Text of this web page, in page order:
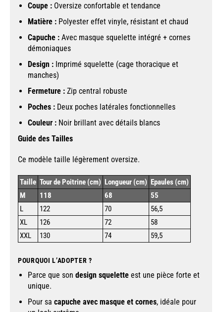
Coupe : Oversize confortable et tendance
Matière : Polyester effet vinyle, résistant et chaud
Capuche : Avec masque squelette intégré + cornes
démoniaques
Design : Imprimé squelette (cage thoracique et
manches)
Fermeture : Zip central robuste
Poches : Deux poches latérales fonctionnelles
Couleur : Noir brillant avec détails blancs
Guide des Tailles
Ce modèle taille légèrement oversize.
Taille Tour de Poitrine (cm) Longueur (cm) Epaules (cm)
M
118 68
55
L
122 70
56,5
XL
126 72
58
XXL
130 74 59,5
POURQUOI L’ADOPTER ?
Parce que son design squelette est une pièce forte et
unique.
Pour sa capuche avec masque et cornes, idéale pour